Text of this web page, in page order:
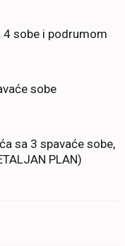
sobe i podrumom
sobe
sa 3 spavaće sobe,
PLAN)